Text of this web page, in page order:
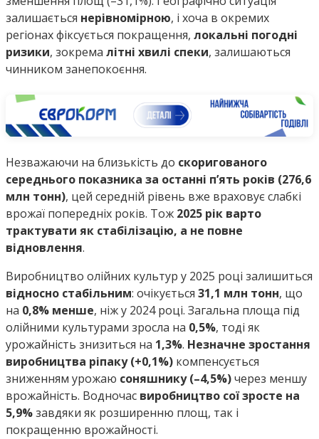
залишається нерівномірною, і хоча в окремих
регіонах фіксується покращення, локальні погодні
ризики, зокрема літні хвилі спеки, залишаються
чинником занепокоєння.
Незважаючи на близькість до скоригованого
середнього показника за останні п’ять років (276,6
млн тонн), цей середній рівень вже враховує слабкі
врожаї попередніх років. Тож 2025 рік варто
трактувати як стабілізацію, а не повне
відновлення.
Виробництво олійних культур у 2025 році залишиться
відносно стабільним: очікується 31,1 млн тонн, що
на 0,8% менше, ніж у 2024 році. Загальна площа під
олійними культурами зросла на 0,5%, тоді як
урожайність знизиться на 1,3%. Незначне зростання
виробництва ріпаку (+0,1%) компенсується
зниженням урожаю соняшнику (–4,5%)через меншу
врожайність. Водночас виробництво сої зросте на
5,9%завдяки як розширенню площ, так і
покращенню врожайності.